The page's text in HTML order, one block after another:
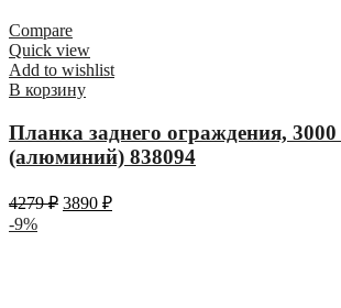
Compare
Quick view
Add to wishlist
В корзину
Планка заднего ограждения,
(алюминий) 838094
4279₽ 3890 ₽
-9%